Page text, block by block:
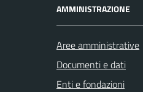
AMMINISTRAZIONE
Aree amministrative
Documenti e dati
Enti e fondazioni